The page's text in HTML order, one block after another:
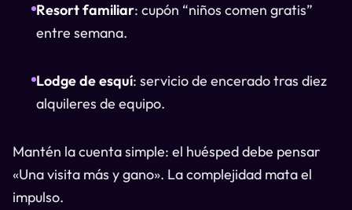
Resort familiar: cupón “niños comen gratis”
entre semana.
Lodge de esquí: servicio de encerado tras diez
alquileres de equipo.
Mantén la cuenta simple: el huésped debe pensar
«Una visita más y gano». La complejidad mata el
impulso.